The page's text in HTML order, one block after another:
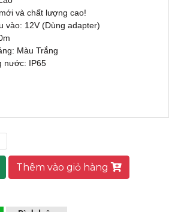
và chất lượng cao!
vào: 12V (Dùng adapter)
Màu Trắng
nước: IP65
Thêm vào giỏ hàng